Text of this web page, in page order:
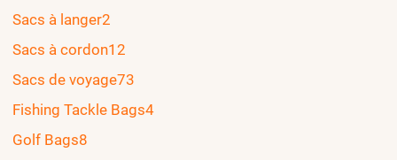
Sacs à langer2
Sacs à cordon12
Sacs de voyage73
Fishing Tackle Bags4
Golf Bags8